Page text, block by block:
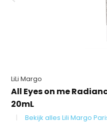
LiLi Margo
All Eyes on me
20mL
Bekijk alles Lili Margo